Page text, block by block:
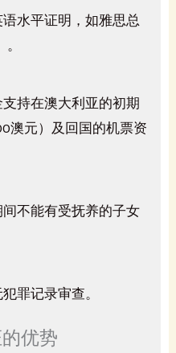
水平证明，如雅思总
持在澳大利亚的初期
澳元）及回国的机票资
不能有受抚养的子女
罪记录审查。
优势